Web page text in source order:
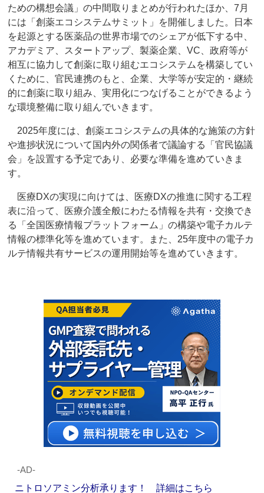
ための構想会議」の中間取りまとめが行われたほか、7月
には「創薬エコシステムサミット」を開催しました。日本
を起源とする医薬品の世界市場でのシェアが低下する中、
アカデミア、スタートアップ、製薬企業、VC、政府等が
相互に協力して創薬に取り組むエコシステムを構築してい
くために、官民連携のもと、企業、大学等が安定的・継続
的に創薬に取り組み、実用化につなげることができるよう
な環境整備に取り組んでいきます。
2025年度には、創薬エコシステムの具体的な施策の方針
や進捗状況について国内外の関係者で議論する「官民協議
会」を設置する予定であり、必要な準備を進めていきま
す。
医療DXの実現に向けては、医療DXの推進に関する工程
表に沿って、医療介護全般にわたる情報を共有・交換でき
る「全国医療情報プラットフォーム」の構築や電子カルテ
情報の標準化等を進めています。また、25年度中の電子カ
ルテ情報共有サービスの運用開始等を進めていきます。
‐AD‐
ニトロソアミン分析承ります！ 詳細はこちら